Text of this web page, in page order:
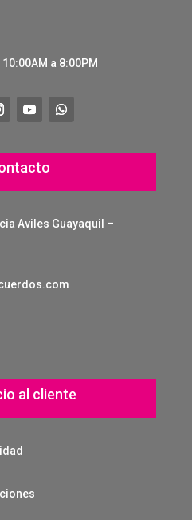
a 8:00PM
Aviles Guayaquil –
al cliente